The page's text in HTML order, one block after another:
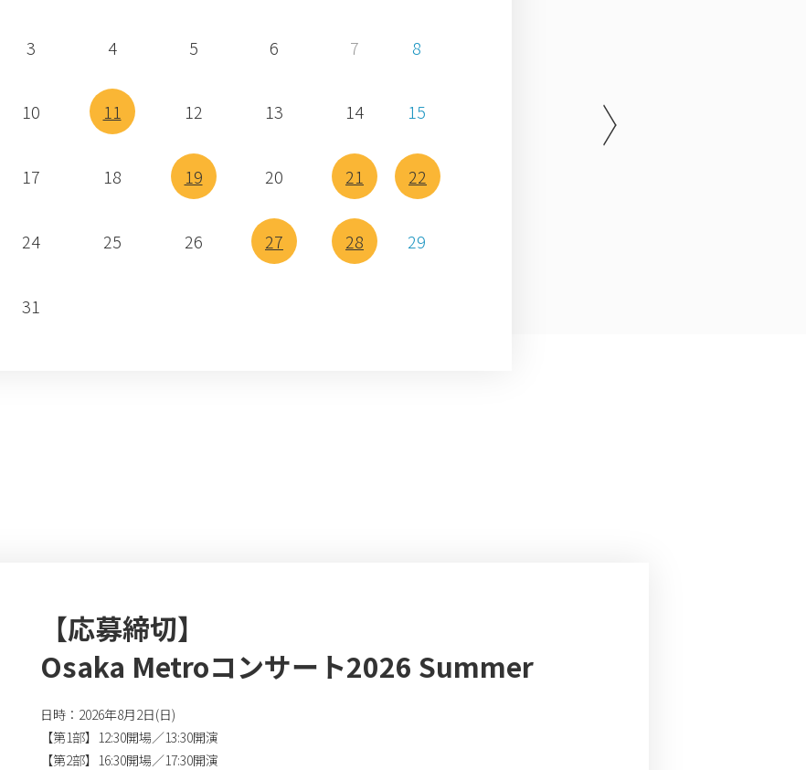
3 4 5 6 7 8
10 11 12 13 14 15
17 18 19 20 21 22
24 25 26 27 28 29
31
【応募締切】
Osaka Metroコンサート2026 Summer
日時：2026年8月2日(日)
【第1部】12:30開場／13:30開演
【第2部】16:30開場／17:30開演